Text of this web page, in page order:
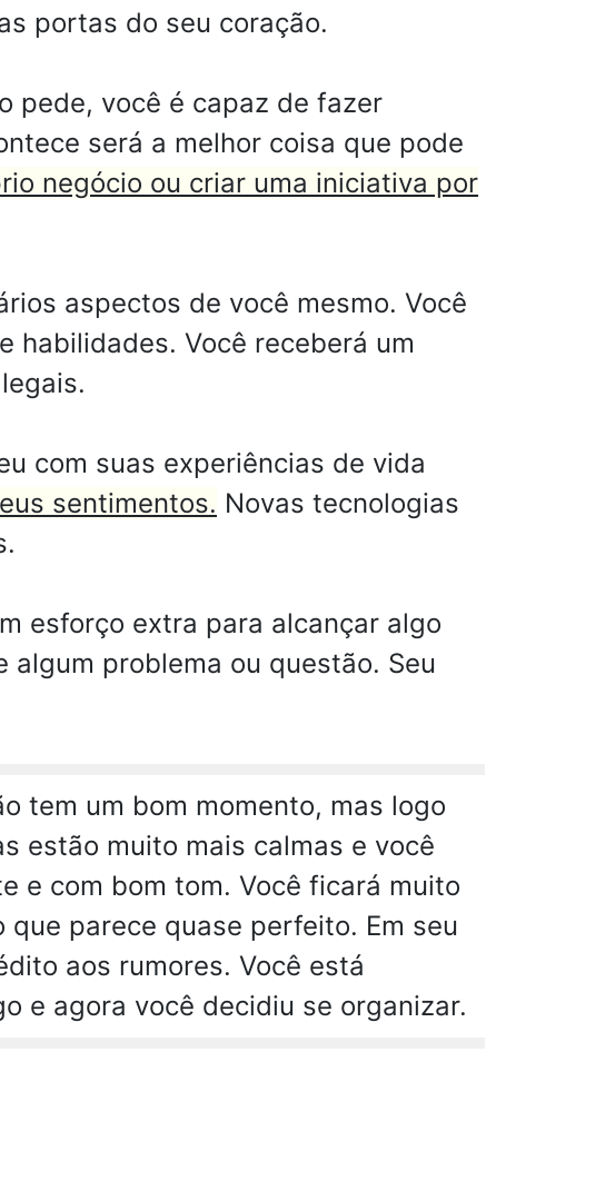
portas do seu coração.
pede, você é capaz de fazer
será a melhor coisa que pode
negócio ou criar uma iniciativa por
aspectos de você mesmo. Você
habilidades. Você receberá um
com suas experiências de vida
sentimentos. Novas tecnologias
esforço extra para alcançar algo
problema ou questão. Seu
tem um bom momento, mas logo
estão muito mais calmas e você
e com bom tom. Você ficará muito
parece quase perfeito. Em seu
aos rumores. Você está
e agora você decidiu se organizar.